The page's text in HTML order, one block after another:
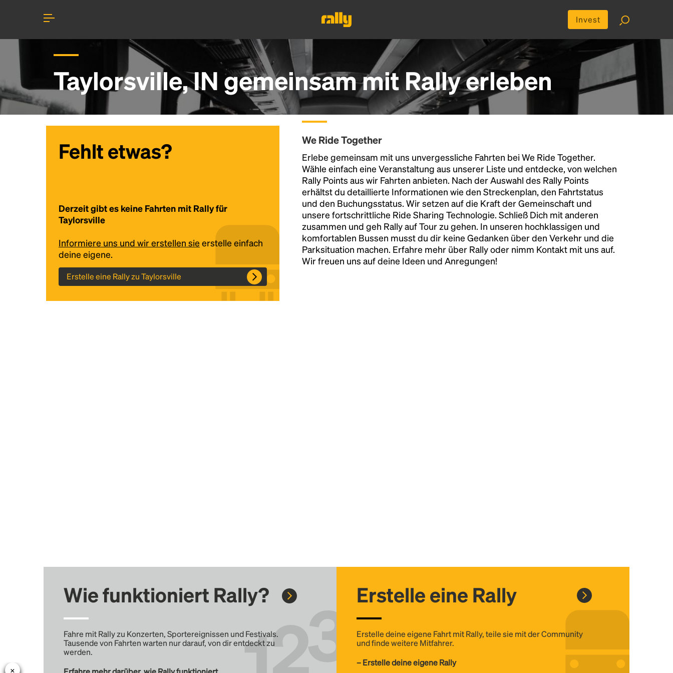
Invest
Taylorsville, IN gemeinsam mit Rally erleben
Fehlt etwas?
Derzeit gibt es keine Fahrten mit Rally für
Taylorsville
Informiere uns und wir erstellen sie erstelle einfach
deine eigene.
Erstelle eine Rally zu Taylorsville
We Ride Together
Erlebe gemeinsam mit uns unvergessliche Fahrten bei We Ride Together.
Wähle einfach eine Veranstaltung aus unserer Liste und entdecke, von welchen
Rally Points aus wir Fahrten anbieten. Nach der Auswahl des Rally Points
erhältst du detaillierte Informationen wie den Streckenplan, den Fahrtstatus
und den Buchungsstatus. Wir setzen auf die Kraft der Gemeinschaft und
unsere fortschrittliche Ride Sharing Technologie. Schließ Dich mit anderen
zusammen und geh Rally auf Tour zu gehen. In unseren hochklassigen und
komfortablen Bussen musst du dir keine Gedanken über den Verkehr und die
Parksituation machen. Erfahre mehr über Rally oder nimm Kontakt mit uns auf.
Wir freuen uns auf deine Ideen und Anregungen!
Wie funktioniert Rally?
Fahre mit Rally zu Konzerten, Sportereignissen und Festivals.
Tausende von Fahrten warten nur darauf, von dir entdeckt zu
werden.
Erstelle eine Rally
Erstelle deine eigene Fahrt mit Rally, teile sie mit der Community
und finde weitere Mitfahrer.
– Erstelle deine eigene Rally
Headline
Lorem Ipsum is simply dummy text of the
printing and typesetting industry.